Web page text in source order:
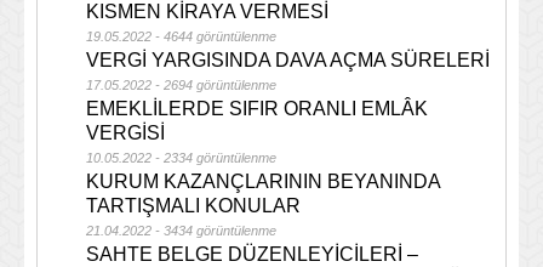
KISMEN KİRAYA VERMESİ
19.05.2022 - 4644 görüntülenme
VERGİ YARGISINDA DAVA AÇMA SÜRELERİ
17.05.2022 - 2694 görüntülenme
EMEKLİLERDE SIFIR ORANLI EMLÂK
VERGİSİ
10.05.2022 - 2334 görüntülenme
KURUM KAZANÇLARININ BEYANINDA
TARTIŞMALI KONULAR
21.04.2022 - 3434 görüntülenme
SAHTE BELGE DÜZENLEYİCİLERİ –